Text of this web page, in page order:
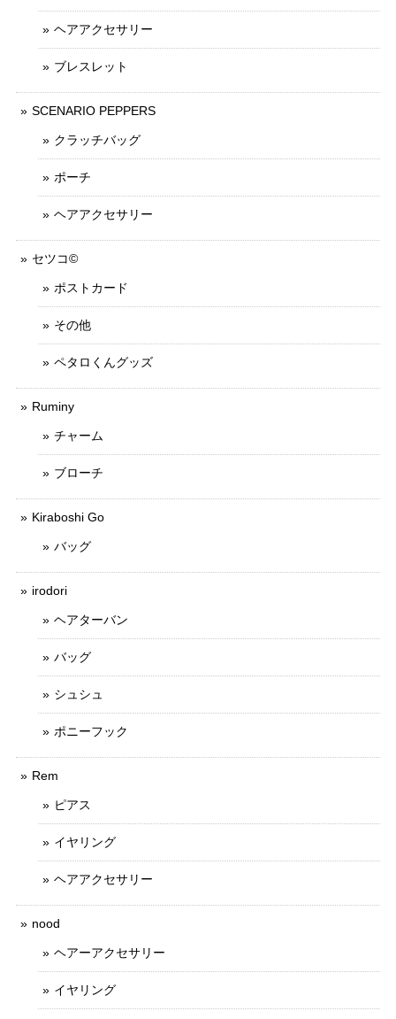
ヘアアクセサリー
ブレスレット
SCENARIO PEPPERS
クラッチバッグ
ポーチ
ヘアアクセサリー
セツコ©
ポストカード
その他
ペタロくんグッズ
Ruminy
チャーム
ブローチ
Kiraboshi Go
バッグ
irodori
ヘアターバン
バッグ
シュシュ
ポニーフック
Rem
ピアス
イヤリング
ヘアアクセサリー
nood
ヘアーアクセサリー
イヤリング